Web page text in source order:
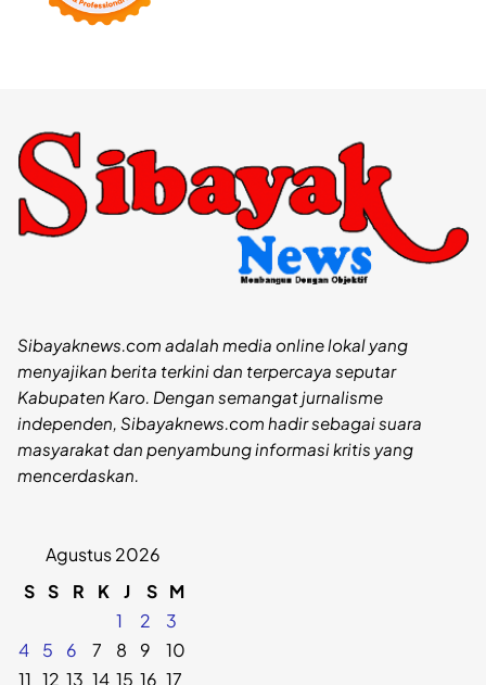
Sibayaknews.com adalah media online lokal yang
menyajikan berita terkini dan terpercaya seputar
Kabupaten Karo. Dengan semangat jurnalisme
independen, Sibayaknews.com hadir sebagai suara
masyarakat dan penyambung informasi kritis yang
mencerdaskan.
Agustus 2026
S S R K J S M
1
2
3
4
5 6 7 8 9
10
11 12 13 14 15 16 17